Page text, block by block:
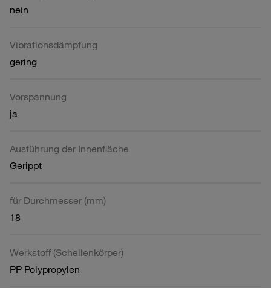
nein
Vibrationsdämpfung
gering
Vorspannung
ja
Ausführung der Innenfläche
Gerippt
für Durchmesser (mm)
18
Werkstoff (Schellenkörper)
PP Polypropylen